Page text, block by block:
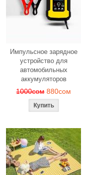
Импульсное зарядное
устройство для
автомобильных
аккумуляторов
1000сом 880сом